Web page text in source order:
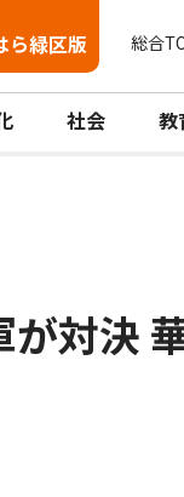
ら緑区版 総合
社会 教
が対決